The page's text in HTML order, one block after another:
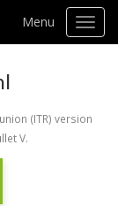
Menu
(ITR) version
V.